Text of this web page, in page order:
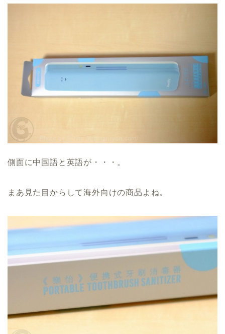
側面に中国語と英語が・・・。
まあ見た目からして海外向けの商品よね。